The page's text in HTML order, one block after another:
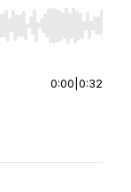
End to jump to
0:00 0:32